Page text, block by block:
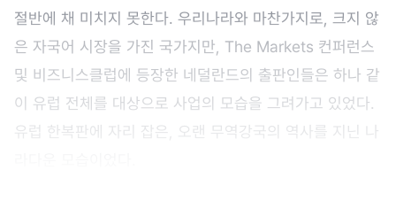
절반에 채 미치지 못한다. 우리나라와 마찬가지로, 크지 않
은 자국어 시장을 가진 국가지만, The Markets 컨퍼런스
및 비즈니스클럽에 등장한 네덜란드의 출판인들은 하나 같
이 유럽 전체를 대상으로 사업의 모습을 그려가고 있었다.
유럽 한복판에 자리 잡은, 오랜 무역강국의 역사를 지닌 나